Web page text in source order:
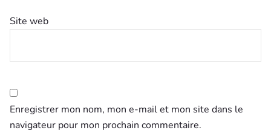
Site web
Enregistrer mon nom, mon e-mail et mon site dans le
navigateur pour mon prochain commentaire.